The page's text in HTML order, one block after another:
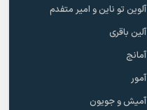
آلوین تو ناین و امیر متفدم
آلین باقری
آمانج
آمور
آمیش و جویون